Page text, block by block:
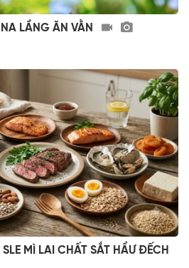
LẦNG ĂN VẰN
MÌ LAI CHẤT SẮT HẨƯ ĐẾCH